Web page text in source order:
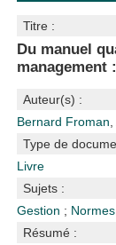
Titre :
Du manuel
Auteur(s) :
Bernard Froman
Type de
Livre
Sujets :
Gestion ;
Résumé :